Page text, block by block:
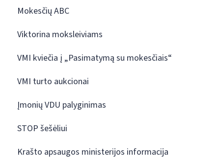
Mokesčių ABC
Viktorina moksleiviams
VMI kviečia į „Pasimatymą su mokesčiais“
VMI turto aukcionai
Įmonių VDU palyginimas
STOP šešėliui
Krašto apsaugos ministerijos informacija